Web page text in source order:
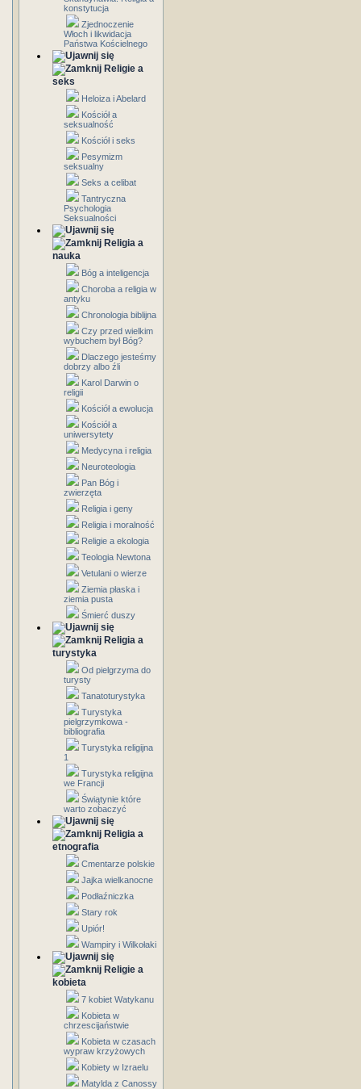
konstytucja
Zjednoczenie
Włoch i likwidacja
Państwa Kościelnego
Religie a
seks
Heloiza i Abelard
Kościół a
seksualność
Kościół i seks
Pesymizm
seksualny
Seks a celibat
Tantryczna
Psychologia
Seksualności
Religia a
nauka
Bóg a inteligencja
Choroba a religia w
antyku
Chronologia biblijna
Czy przed wielkim
wybuchem był Bóg?
Dlaczego jesteśmy
dobrzy albo źli
Karol Darwin o
religii
Kościół a ewolucja
Kościół a
uniwersytety
Medycyna i religia
Neuroteologia
Pan Bóg i
zwierzęta
Religia i geny
Religia i moralność
Religie a ekologia
Teologia Newtona
Vetulani o wierze
Ziemia płaska i
ziemia pusta
Śmierć duszy
Religia a
turystyka
Od pielgrzyma do
turysty
Tanatoturystyka
Turystyka
pielgrzymkowa -
bibliografia
Turystyka religijna
1
Turystyka religijna
we Francji
Świątynie które
warto zobaczyć
Religia a
etnografia
Cmentarze polskie
Jajka wielkanocne
Podłaźniczka
Stary rok
Upiór!
Wampiry i Wilkołaki
Religie a
kobieta
7 kobiet Watykanu
Kobieta w
chrzescijaństwie
Kobieta w czasach
wypraw krzyżowych
Kobiety w Izraelu
Matylda z Canossy